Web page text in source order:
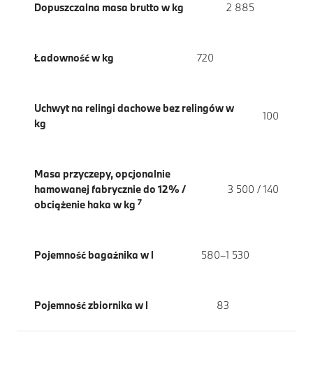
Dopuszczalna masa brutto w kg 2 885
Ładowność w kg 720
Uchwyt na relingi dachowe bez relingów w
kg
100
Masa przyczepy, opcjonalnie
hamowanej fabrycznie do 12% /
obciążenie haka w kg 7
3 500 / 140
Pojemność bagażnika w l 580–1 530
Pojemność zbiornika w l 83